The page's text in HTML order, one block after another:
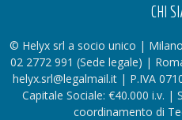
CHI
© Helyx srl a socio unico |
02 2772 991 (Sede legale) |
helyx.srl@legalmail.it | P.IVA
Capitale Sociale: €40.000 i.v. |
coordinamento di